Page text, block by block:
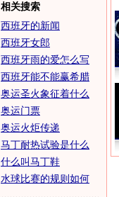
相关搜索
西班牙的新闻
西班牙女郎
西班牙雨的爱怎么写
西班牙能不能赢希腊
奥运圣火象征着什么
奥运门票
奥运火炬传递
马丁耐热试验是什么
什么叫马丁鞋
水球比赛的规则如何